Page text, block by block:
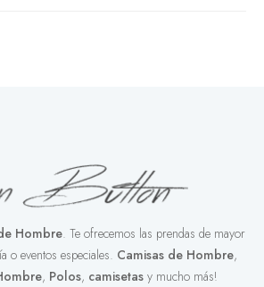
Hombre. Te ofrecemos las prendas de mayor
o eventos especiales. Camisas de Hombre,
, Polos, camisetas y mucho más!